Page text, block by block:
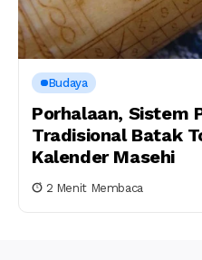
Budaya
Porhalaan, Sistem
Tradisional Batak
Kalender Masehi
2 Menit Membaca